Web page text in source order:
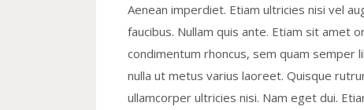
Aenean imperdiet. Etiam ultricies nisi vel
faucibus. Nullam quis ante. Etiam sit amet
condimentum rhoncus, sem quam semper
nulla ut metus varius laoreet. Quisque
ullamcorper ultricies nisi. Nam eget dui.